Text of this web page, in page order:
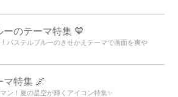
ーのテーマ特集 💙
パステルブルーのきせかえテーマで画面を爽や
マ特集 🌌
ン！夏の星空が輝くアイコン特集✨